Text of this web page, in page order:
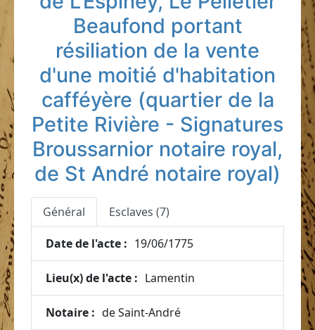
Beaufond portant
résiliation de la vente
d'une moitié d'habitation
cafféyère (quartier de la
Petite Rivière - Signatures
Broussarnior notaire royal,
de St André notaire royal)
Général Esclaves (7)
Date de l'acte : 19/06/1775
Lieu(x) de l'acte : Lamentin
Notaire : de Saint-André